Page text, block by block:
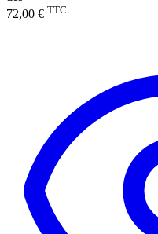
72,00 € TTC